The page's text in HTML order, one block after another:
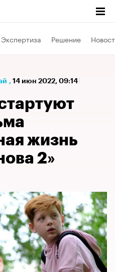
Экспертиза Решение
, 14 июн 2022, 09:14
жизнь
2»